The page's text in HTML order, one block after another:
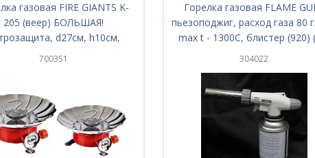
газовая FIRE GIANTS K-
205 (веер) БОЛЬШАЯ!
d27см, h10см,
в чехле (91-003)
700351
Горелка газовая FLAME
пьезоподжиг, расход газа 80
max t - 1300C, блистер (920)
005)
304022